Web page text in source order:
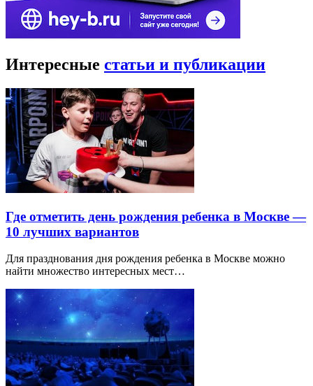
Интересные статьи и публикации
Где отметить день рождения ребенка в Москве —
10 лучших вариантов
Для празднования дня рождения ребенка в Москве можно
найти множество интересных мест…